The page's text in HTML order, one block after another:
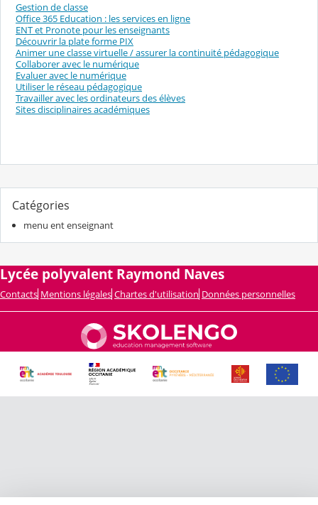
Gestion de classe
Office 365 Education : les services en ligne
ENT et Pronote pour les enseignants
Découvrir la plate forme PIX
Animer une classe virtuelle / assurer la continuité pédagogique
Collaborer avec le numérique
Evaluer avec le numérique
Utiliser le réseau pédagogique
Travailler avec les ordinateurs des élèves
Sites disciplinaires académiques
Catégories
menu ent enseignant
Lycée polyvalent Raymond Naves
Contacts Mentions légales Chartes d'utilisation Données personnelles